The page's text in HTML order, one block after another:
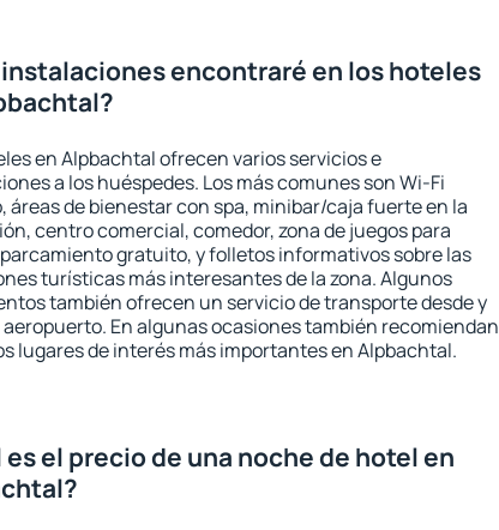
instalaciones encontraré en los hoteles
en Alpbachtal ofrecen varios servicios e
a los huéspedes. Los más comunes son Wi-Fi
áreas de bienestar con spa, minibar/caja fuerte en la
centro comercial, comedor, zona de juegos para
gratuito, y folletos informativos sobre las
turísticas más interesantes de la zona. Algunos
también ofrecen un servicio de transporte desde y
En algunas ocasiones también recomiendan
lugares de interés más importantes en Alpbachtal.
es el precio de una noche de hotel en